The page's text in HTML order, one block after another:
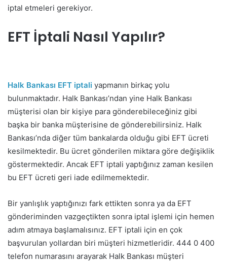
iptal etmeleri gerekiyor.
EFT İptali Nasıl Yapılır?
Halk Bankası EFT iptali yapmanın birkaç yolu
bulunmaktadır. Halk Bankası’ndan yine Halk Bankası
müşterisi olan bir kişiye para gönderebileceğiniz gibi
başka bir banka müşterisine de gönderebilirsiniz. Halk
Bankası’nda diğer tüm bankalarda olduğu gibi EFT ücreti
kesilmektedir. Bu ücret gönderilen miktara göre değişiklik
göstermektedir. Ancak EFT iptali yaptığınız zaman kesilen
bu EFT ücreti geri iade edilmemektedir.
Bir yanlışlık yaptığınızı fark ettikten sonra ya da EFT
gönderiminden vazgeçtikten sonra iptal işlemi için hemen
adım atmaya başlamalısınız. EFT iptali için en çok
başvurulan yollardan biri müşteri hizmetleridir. 444 0 400
telefon numarasını arayarak Halk Bankası müşteri